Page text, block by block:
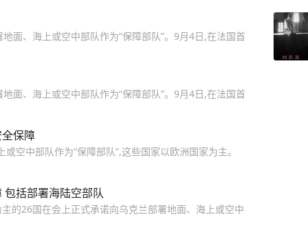
面、海上或空中部队作为“保障部队”。9月4日,在法国首
面、海上或空中部队作为“保障部队”。9月4日,在法国首
保障
空中部队作为“保障部队”,这些国家以欧洲国家为主。
括部署海陆空部队
的26国在会上正式承诺向乌克兰部署地面、海上或空中